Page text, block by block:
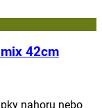
42cm
nahoru nebo